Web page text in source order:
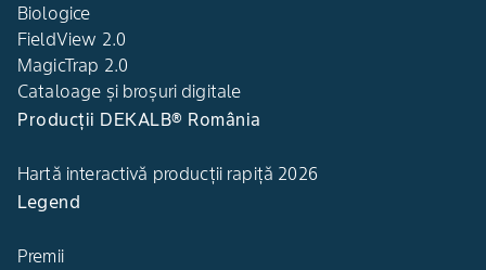
Biologice
FieldView 2.0
MagicTrap 2.0
Cataloage și broșuri digitale
Producții DEKALB® România
Hartă interactivă producții rapiță 2026
Legend
Premii